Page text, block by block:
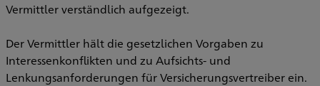
Vermittler verständlich aufgezeigt.
Der Vermittler hält die gesetzlichen Vorgaben zu
Interessenkonflikten und zu Aufsichts- und
Lenkungsanforderungen für Versicherungsvertreiber ein.